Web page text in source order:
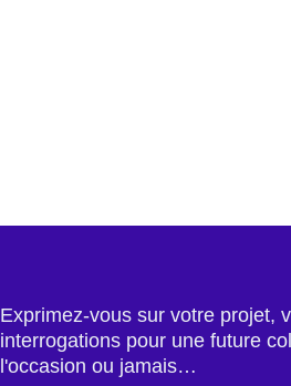
Exprimez-vous sur votre projet,
interrogations pour une future
l'occasion ou jamais…